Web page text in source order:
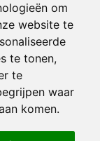
om
website te
te tonen,
te
waar
komen.
door FalcoTravel